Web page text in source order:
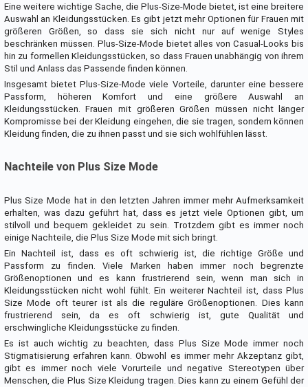
Eine weitere wichtige Sache, die Plus-Size-Mode bietet, ist eine breitere
Auswahl an Kleidungsstücken. Es gibt jetzt mehr Optionen für Frauen mit
größeren Größen, so dass sie sich nicht nur auf wenige Styles
beschränken müssen. Plus-Size-Mode bietet alles von Casual-Looks bis
hin zu formellen Kleidungsstücken, so dass Frauen unabhängig von ihrem
Stil und Anlass das Passende finden können.
Insgesamt bietet Plus-Size-Mode viele Vorteile, darunter eine bessere
Passform, höheren Komfort und eine größere Auswahl an
Kleidungsstücken. Frauen mit größeren Größen müssen nicht länger
Kompromisse bei der Kleidung eingehen, die sie tragen, sondern können
Kleidung finden, die zu ihnen passt und sie sich wohlfühlen lässt.
Nachteile von Plus Size Mode
Plus Size Mode hat in den letzten Jahren immer mehr Aufmerksamkeit
erhalten, was dazu geführt hat, dass es jetzt viele Optionen gibt, um
stilvoll und bequem gekleidet zu sein. Trotzdem gibt es immer noch
einige Nachteile, die Plus Size Mode mit sich bringt.
Ein Nachteil ist, dass es oft schwierig ist, die richtige Größe und
Passform zu finden. Viele Marken haben immer noch begrenzte
Größenoptionen und es kann frustrierend sein, wenn man sich in
Kleidungsstücken nicht wohl fühlt. Ein weiterer Nachteil ist, dass Plus
Size Mode oft teurer ist als die reguläre Größenoptionen. Dies kann
frustrierend sein, da es oft schwierig ist, gute Qualität und
erschwingliche Kleidungsstücke zu finden.
Es ist auch wichtig zu beachten, dass Plus Size Mode immer noch
Stigmatisierung erfahren kann. Obwohl es immer mehr Akzeptanz gibt,
gibt es immer noch viele Vorurteile und negative Stereotypen über
Menschen, die Plus Size Kleidung tragen. Dies kann zu einem Gefühl der